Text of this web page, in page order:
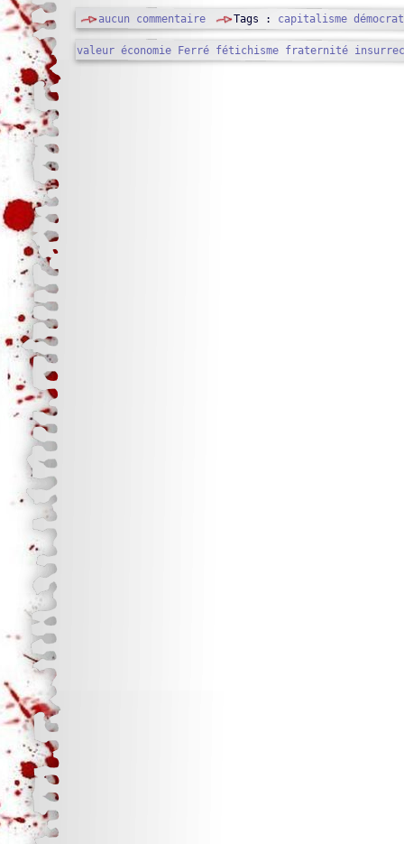
aucun commentaire Tags : capitalisme
valeur économie Ferré fétichisme fraternité